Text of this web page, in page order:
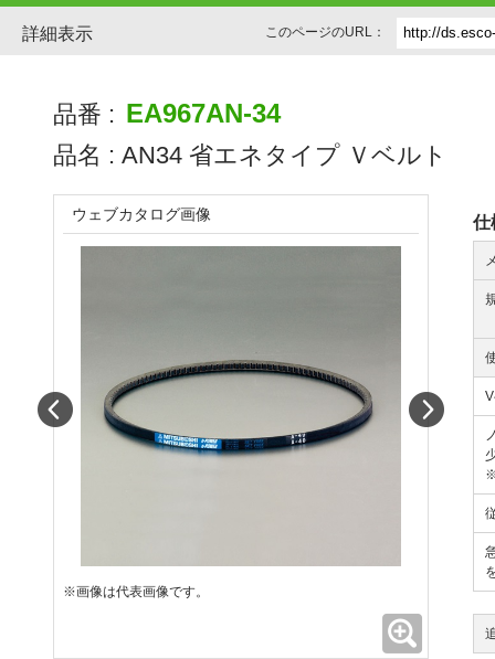
詳細表示 このページのURL：
品番 : EA967AN-34
品名 : AN34 省エネタイプ Ｖベルト
仕
ウェブカタログ画像
※画像は代表画像です。